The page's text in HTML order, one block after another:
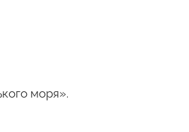
моря».